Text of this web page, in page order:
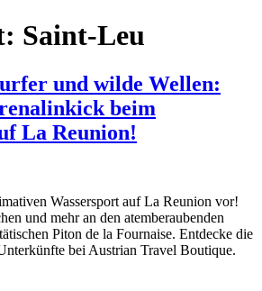
Saint-Leu
und wilde Wellen:
beim
La Reunion!
Wassersport auf La Reunion vor!
und mehr an den atemberaubenden
Piton de la Fournaise. Entdecke die
bei Austrian Travel Boutique.